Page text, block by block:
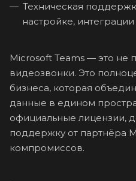
Техническая
настройке,
Microsoft Teams — это не
видеозвонки. Это
бизнеса, которая
данные в едином
официальные лицензии,
поддержку от партнёра
компромиссов.